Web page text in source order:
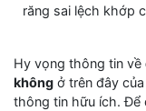
răng sai lệch khớp
Hy vọng thông tin về
không ở trên đây
thông tin hữu ích. Để